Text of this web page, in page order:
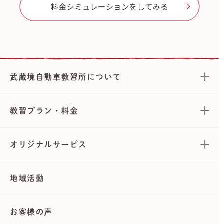
料金シミュレーションをしてみる
武蔵境自動車教習所について
教習プラン・料金
オリジナルサービス
地域活動
お客様の声